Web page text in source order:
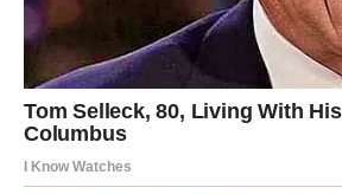
sastojaka, osiguravajući da se očuva
konzistencija šlaga.
Nastavite miješati dok se sve
ravnomjerno rasporede.
Kako biste napravili savršene preljeve,